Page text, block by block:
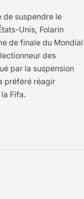
de suspendre le
Unis, Folarin
de finale du Mondial
des
par la suspension
préféré réagir
Fifa.